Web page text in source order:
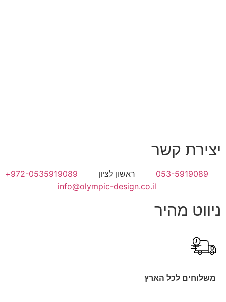
ניווט מהיר
משלוחים לכל הארץ
יצירת קשר
053-5919089 ראשון לציון
972-0535919089+
info@olympic-design.co.il